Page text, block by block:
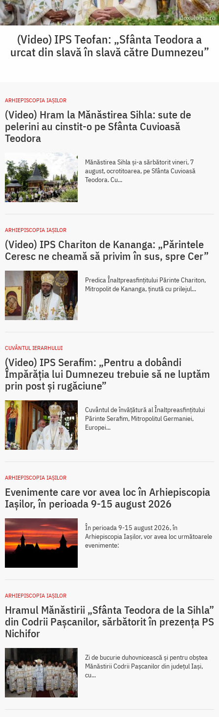
(Video) IPS Teofan: „Sfânta Teodora a
urcat din slavă în slavă către Dumnezeu”
ARHIEPISCOPIA IAŞILOR
(Video) Hram la Mănăstirea Sihla: sute de
pelerini au cinstit-o pe Sfânta Cuvioasă
Teodora
Mănăstirea Sihla și-a sărbătorit vineri, 7
august, ocrotitoarea, pe Sfânta Cuvioasă
Teodora. Cu...
ARHIEPISCOPIA IAŞILOR
(Video) IPS Chariton de Kananga: „Părintele
Ceresc ne cheamă să privim în sus, spre Cer”
Predica Înaltpreasfințitului Părinte Chariton,
Mitropolit de Kananga, ținută cu prilejul...
CUVÂNTUL IERARHULUI
(Video) IPS Serafim: „Pentru a dobândi
Împărăția lui Dumnezeu trebuie să ne luptăm
prin post și rugăciune”
Cuvântul de învățătură al Înaltpreasfințitului
Părinte Serafim, Mitropolitul Germaniei,
Europei...
ARHIEPISCOPIA IAŞILOR
Evenimente care vor avea loc în Arhiepiscopia
Iaşilor, în perioada 9-15 august 2026
În perioada 9-15 august 2026, în
Arhiepiscopia Iaşilor, vor avea loc următoarele
evenimente:
ARHIEPISCOPIA IAŞILOR
Hramul Mănăstirii „Sfânta Teodora de la Sihla”
din Codrii Pașcanilor, sărbătorit în prezența PS
Nichifor
Zi de bucurie duhovnicească și pentru obștea
Mănăstirii Codrii Pașcanilor din județul Iași,
cu...